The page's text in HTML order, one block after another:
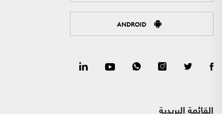
ANDROID
القائمة البريدية